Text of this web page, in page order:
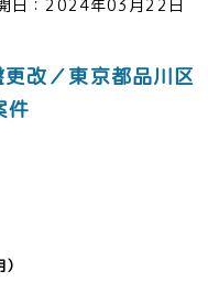
日： 2024年03月22日
改／東京都品川区
件